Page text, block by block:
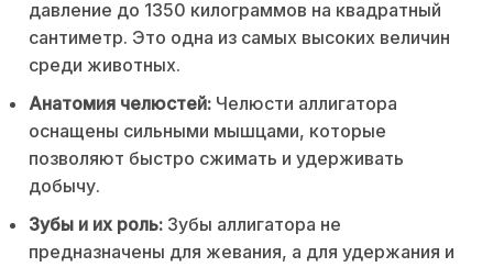
давление до 1350 килограммов на квадратный
сантиметр. Это одна из самых высоких величин
среди животных.
Анатомия челюстей: Челюсти аллигатора
оснащены сильными мышцами, которые
позволяют быстро сжимать и удерживать
добычу.
Зубы и их роль: Зубы аллигатора не
предназначены для жевания, а для удержания и